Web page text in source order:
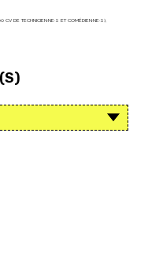
DE TECHNICIEN·NE·S ET COMÉDIEN·NE·S),